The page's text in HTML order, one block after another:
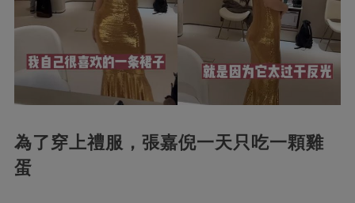
為了穿上禮服，張嘉倪一天只吃一顆雞
蛋